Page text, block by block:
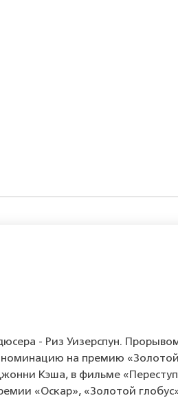
- Риз Уизерспун.
на премию
Кэша, в фильме
«Оскар», «Золотой